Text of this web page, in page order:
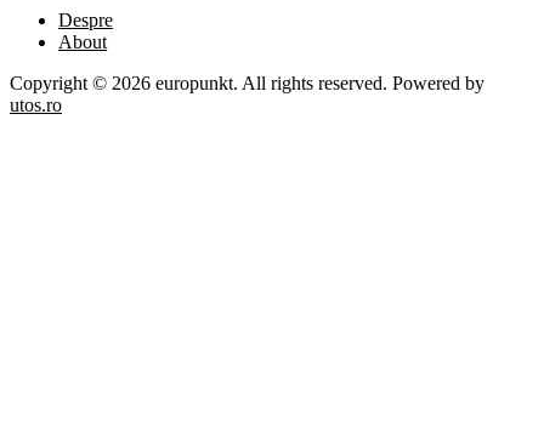
Despre
About
Copyright © 2026 europunkt. All rights reserved. Powered by
utos.ro